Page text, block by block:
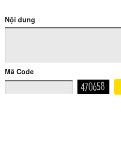
Nội dung
Mã Code